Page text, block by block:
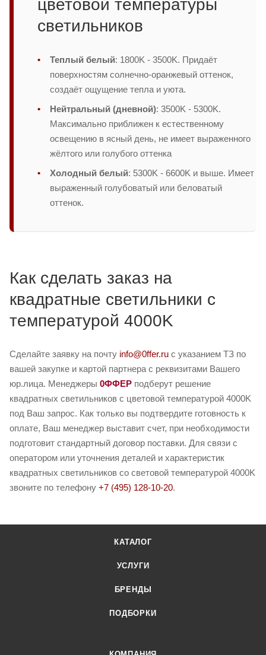
цветовой температуры
светильников
Теплый белый: 1800K - 3500K. Придаёт
поверхностям солнечно-оранжевый оттенок,
создаёт ощущение тепла и уюта.
Нейтральный (дневной): 3500K - 5300K.
Максимально приближен к естественному
освещению в ясный день, не имеет выраженного
жёлтого или голубого оттенка
Холодный белый: 5300K - 6600K и выше. Имеет
выраженный голубоватый или беловатый
оттенок.
Как сделать заказ на
квадратные светильники с
температурой 4000K
Сделайте заявку на почту info@0ffer.ru с указанием ТЗ по
вашей закупке и картой партнера с реквизитами Вашего
юр.лица. Менеджеры 0ФФЕР подберут решение
квадратных светильников с цветовой температурой 4000K
под Ваш запрос. Как только вы подтвердите готовность к
оплате, Ваш менеджер выставит счет, при необходимости
подготовит стандартный договор поставки. Для связи с
оператором или уточнения деталей и характеристик
квадратных светильников со световой температурой 4000K
звоните по телефону +7 (495) 128-10-20.
КАТАЛОГ
УСЛУГИ
БРЕНДЫ
ПОДБОРКИ